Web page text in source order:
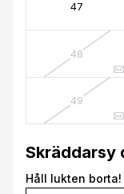
47
48
49
Skräddarsy
Håll lukten borta!